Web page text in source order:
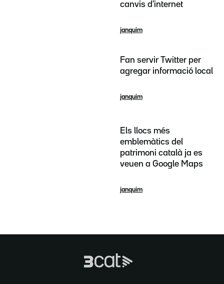
canvis d'internet
janquim
Fan servir Twitter per
agregar informació local
janquim
Els llocs més
emblemàtics del
patrimoni català ja es
veuen a Google Maps
janquim